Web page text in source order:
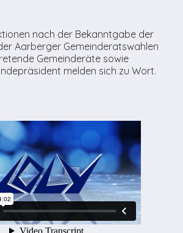
nach der Bekanntgabe der
Aarberger Gemeinderatswahlen
Gemeinderäte sowie
melden sich zu Wort.